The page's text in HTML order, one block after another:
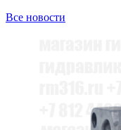
Все новости